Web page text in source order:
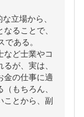
立場から、
ることで、
ある。
など士業やコ
が、実は、
金の仕事に適
もちろん、
ことから、副